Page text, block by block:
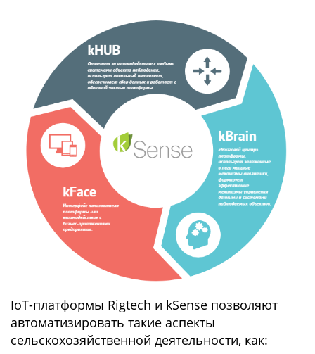
IoT-платформы Rigtech и kSense позволяют
автоматизировать такие аспекты
сельскохозяйственной деятельности, как: